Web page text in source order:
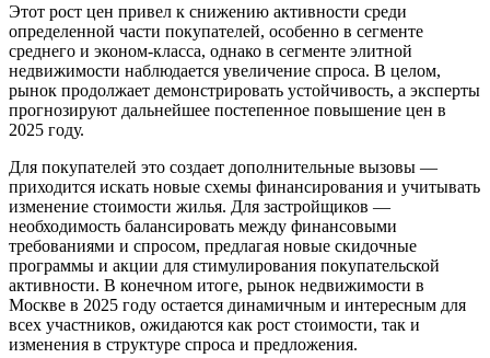
Этот рост цен привел к снижению активности среди
определенной части покупателей, особенно в сегменте
среднего и эконом-класса, однако в сегменте элитной
недвижимости наблюдается увеличение спроса. В целом,
рынок продолжает демонстрировать устойчивость, а эксперты
прогнозируют дальнейшее постепенное повышение цен в
2025 году.
Для покупателей это создает дополнительные вызовы —
приходится искать новые схемы финансирования и учитывать
изменение стоимости жилья. Для застройщиков —
необходимость балансировать между финансовыми
требованиями и спросом, предлагая новые скидочные
программы и акции для стимулирования покупательской
активности. В конечном итоге, рынок недвижимости в
Москве в 2025 году остается динамичным и интересным для
всех участников, ожидаются как рост стоимости, так и
изменения в структуре спроса и предложения.